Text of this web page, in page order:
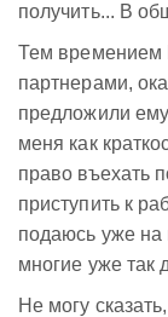
получить... В
Тем времением
партнерами,
предложили
меня как
право въехать
приступить к
подаюсь уже на
многие уже так
Не могу